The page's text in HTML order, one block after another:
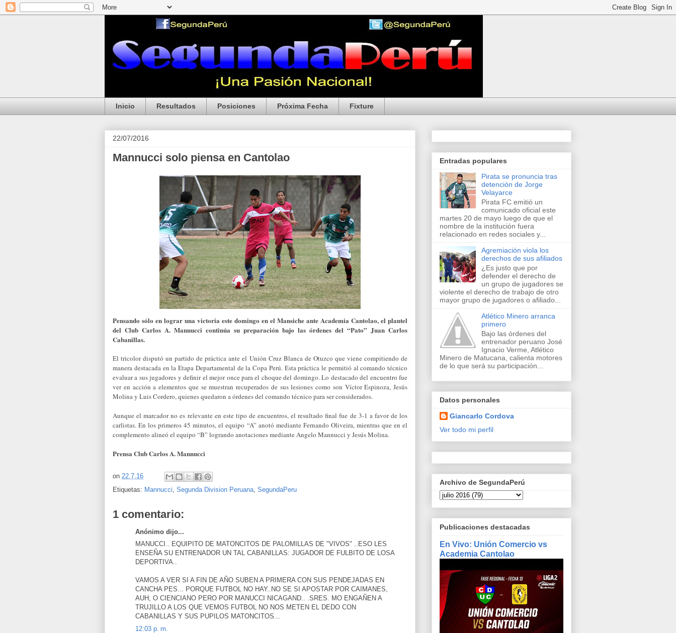
Inicio Resultados Posiciones Próxima Fecha Fixture
22/07/2016
Mannucci solo piensa en Cantolao
Pensando sólo en lograr una victoria este domingo en el Mansiche ante Academia Cantolao, el plantel
del Club Carlos A. Mannucci continúa su preparación bajo las órdenes del “Pato” Juan Carlos
Cabanillas.
El tricolor disputó un partido de práctica ante el Unión Cruz Blanca de Otuzco que viene compitiendo de
manera destacada en la Etapa Departamental de la Copa Perú. Esta práctica le permitió al comando técnico
evaluar a sus jugadores y definir el mejor once para el choque del domingo. Lo destacado del encuentro fue
ver en acción a elementos que se muestran recuperados de sus lesiones como son Víctor Espinoza, Jesús
Molina y Luis Cordero, quienes quedaron a órdenes del comando técnico para ser considerados.
Aunque el marcador no es relevante en este tipo de encuentros, el resultado final fue de 3-1 a favor de los
carlistas. En los primeros 45 minutos, el equipo “A” anotó mediante Fernando Oliveira, mientras que en el
complemento alineó el equipo “B” logrando anotaciones mediante Angelo Mannucci y Jesús Molina.
Prensa Club Carlos A. Mannucci
on 22.7.16
Etiquetas: Mannucci Segunda Division Peruana SegundaPeru
1 comentario:
Anónimo dijo...
MANUCCI.. EQUIPITO DE MATONCITOS DE PALOMILLAS DE "VIVOS" ..ESO LES
ENSEÑA SU ENTRENADOR UN TAL CABANILLAS: JUGADOR DE FULBITO DE LOSA
DEPORTIVA..
VAMOS A VER SI A FIN DE AÑO SUBEN A PRIMERA CON SUS PENDEJADAS EN
CANCHA PES... PORQUE FUTBOL NO HAY..NO SE SI APOSTAR POR CAIMANES,
AUH, O CIENCIANO PERO POR MANUCCI NICAGAND.. .SRES. MO ENGAÑEN A
TRUJILLO A LOS QUE VEMOS FUTBOL NO NOS METEN EL DEDO CON
CABANILLAS Y SUS PUPILOS MATONCITOS...
12:03 p. m.
Entradas populares
Pirata se pronuncia tras
detención de Jorge
Velayarce
Pirata FC emitió un
comunicado oficial este
martes 20 de mayo luego de que el
nombre de la institución fuera
relacionado en redes sociales y...
Agremiación viola los
derechos de sus afiliados
¿Es justo que por
defender el derecho de
un grupo de jugadores se
violente el derecho de trabajo de otro
mayor grupo de jugadores o afiliado...
Atlético Minero arranca
primero
Bajo las órdenes del
entrenador peruano José
Ignacio Verme, Atlético
Minero de Matucana, calienta motores
de lo que será su participación...
Datos personales
Giancarlo Cordova
Ver todo mi perfil
Archivo de SegundaPerú
Publicaciones destacadas
En Vivo: Unión Comercio vs
Academia Cantolao